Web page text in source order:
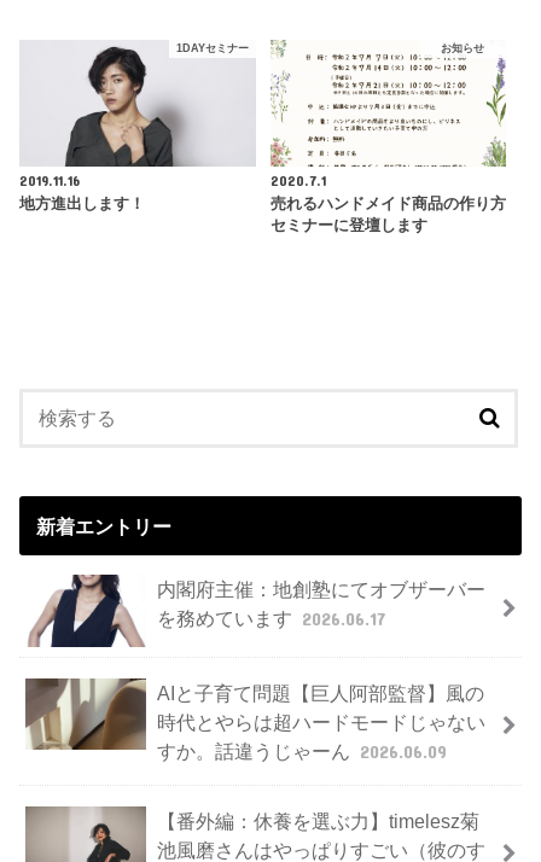
1DAYセミナー
2019.11.16
地方進出します！
お知らせ
2020.7.1
売れるハンドメイド商品の作り方
セミナーに登壇します
新着エントリー
内閣府主催：地創塾にてオブザーバー
を務めています 2026.06.17
AIと子育て問題【巨人阿部監督】風の
時代とやらは超ハードモードじゃない
すか。話違うじゃーん 2026.06.09
【番外編：休養を選ぶ力】timelesz菊
池風磨さんはやっぱりすごい（彼のす